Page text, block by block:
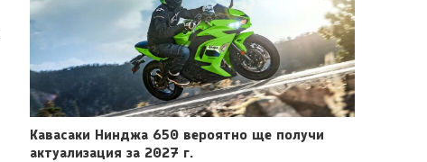
Кавасаки Нинджа 650 вероятно ще получи
актуализация за 2027 г.